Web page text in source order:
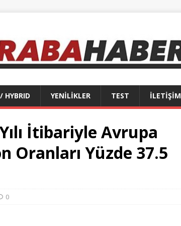
HYBRID YENİLİKLER TEST İLETİŞİM
İtibariyle Avrupa
Oranları Yüzde 37.5
0